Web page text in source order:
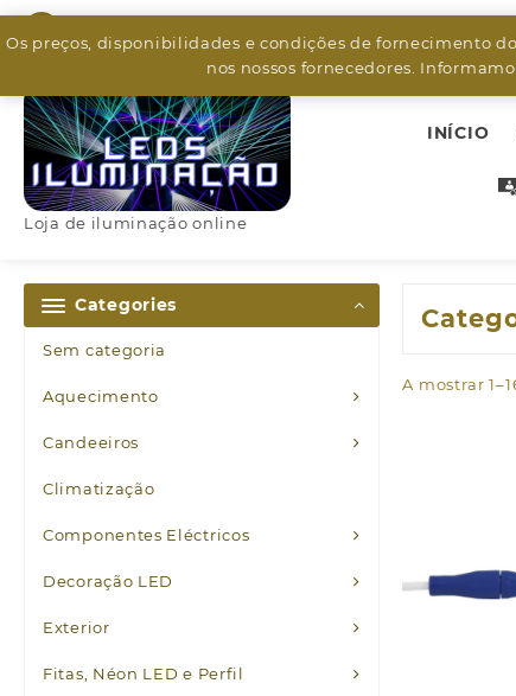
Os preços, disponibilidades e condições de fornecimento
nos nossos fornecedores.
Skip
to
Loja de iluminação online
INÍCIO
Categories
Sem categoria
Aquecimento
Candeeiros
Climatização
Componentes Eléctricos
Decoração LED
Exterior
Fitas, Néon LED e Perfil
A mostrar